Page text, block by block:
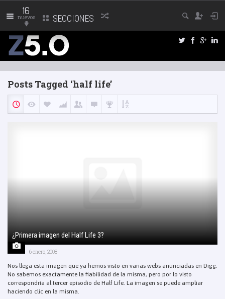
16
nuevos SECCIONES
Posts Tagged ‘half life’
¿Primera imagen del Half Life 3?
6 enero, 2008
Nos llega esta imagen que ya hemos visto en varias webs anunciadas en Digg.
No sabemos exactamente la fiabilidad de la misma, pero por lo visto
correspondría al tercer episodio de Half Life. La imagen se puede ampliar
haciendo clic en la misma.